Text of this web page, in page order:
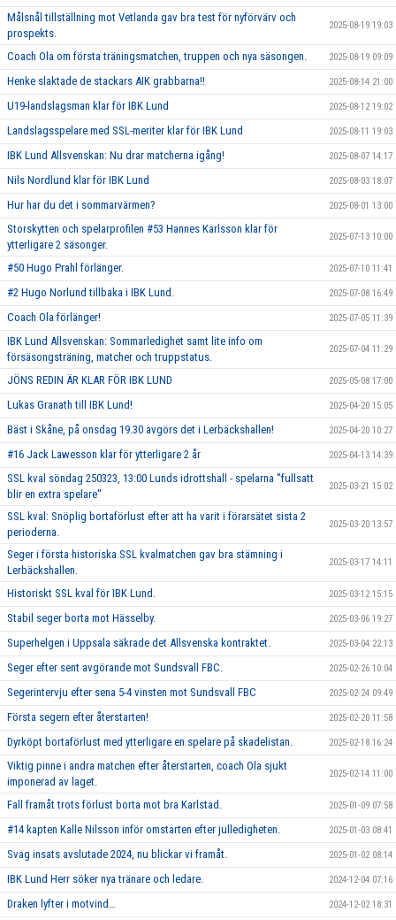
Målsnål tillställning mot Vetlanda gav bra test för nyförvärv och
prospekts.
2025-08-19 19:03
Coach Ola om första träningsmatchen, truppen och nya säsongen. 2025-08-19 09:09
Henke slaktade de stackars AIK grabbarna!! 2025-08-14 21:00
U19-landslagsman klar för IBK Lund 2025-08-12 19:02
Landslagsspelare med SSL-meriter klar för IBK Lund 2025-08-11 19:03
IBK Lund Allsvenskan: Nu drar matcherna igång! 2025-08-07 14:17
Nils Nordlund klar för IBK Lund 2025-08-03 18:07
Hur har du det i sommarvärmen? 2025-08-01 13:00
Storskytten och spelarprofilen #53 Hannes Karlsson klar för
ytterligare 2 säsonger.
2025-07-13 10:00
#50 Hugo Prahl förlänger. 2025-07-10 11:41
#2 Hugo Norlund tillbaka i IBK Lund. 2025-07-08 16:49
Coach Ola förlänger! 2025-07-05 11:39
IBK Lund Allsvenskan: Sommarledighet samt lite info om
försäsongsträning, matcher och truppstatus.
2025-07-04 11:29
JÖNS REDIN ÄR KLAR FÖR IBK LUND 2025-05-08 17:00
Lukas Granath till IBK Lund! 2025-04-20 15:05
Bäst i Skåne, på onsdag 19.30 avgörs det i Lerbäckshallen! 2025-04-20 10:27
#16 Jack Lawesson klar för ytterligare 2 år 2025-04-13 14:39
SSL kval söndag 250323, 13:00 Lunds idrottshall - spelarna ''fullsatt
blir en extra spelare''
2025-03-21 15:02
SSL kval: Snöplig bortaförlust efter att ha varit i förarsätet sista 2
perioderna.
2025-03-20 13:57
Seger i första historiska SSL kvalmatchen gav bra stämning i
Lerbäckshallen.
2025-03-17 14:11
Historiskt SSL kval för IBK Lund. 2025-03-12 15:15
Stabil seger borta mot Hässelby. 2025-03-06 19:27
Superhelgen i Uppsala säkrade det Allsvenska kontraktet. 2025-03-04 22:13
Seger efter sent avgörande mot Sundsvall FBC. 2025-02-26 10:04
Segerintervju efter sena 5-4 vinsten mot Sundsvall FBC 2025-02-24 09:49
Första segern efter återstarten! 2025-02-20 11:58
Dyrköpt bortaförlust med ytterligare en spelare på skadelistan. 2025-02-18 16:24
Viktig pinne i andra matchen efter återstarten, coach Ola sjukt
imponerad av laget.
2025-02-14 11:00
Fall framåt trots förlust borta mot bra Karlstad. 2025-01-09 07:58
#14 kapten Kalle Nilsson inför omstarten efter julledigheten. 2025-01-03 08:41
Svag insats avslutade 2024, nu blickar vi framåt. 2025-01-02 08:14
IBK Lund Herr söker nya tränare och ledare. 2024-12-04 07:16
Draken lyfter i motvind… 2024-12-02 18:31